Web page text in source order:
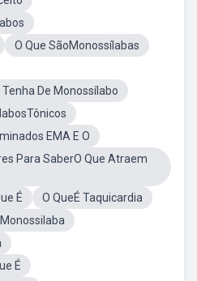
O Que SãoMonossílabas
De Monossílabo
EMA E O
Para SaberO Que Atraem
É
O QueÉ Taquicardia
É